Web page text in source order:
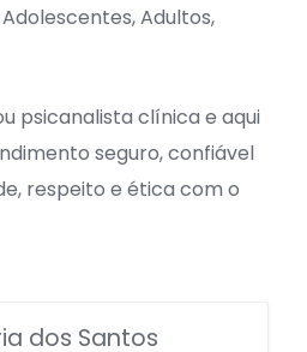
Adultos,
psicanalista clínica e aqui
seguro, confiável
respeito e ética com o
dos Santos